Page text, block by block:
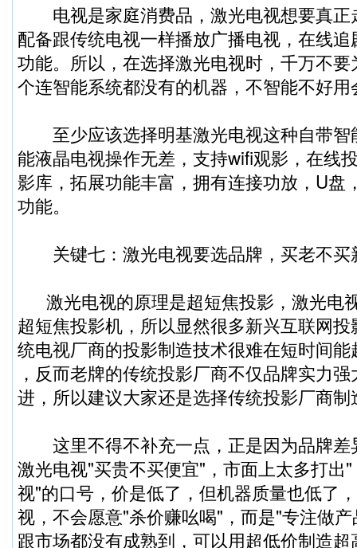
电视是家庭消费品，激光电视想要真正
配备跟传统电视一样播放广播电视，在线
功能。所以，在选择激光电视时，千万不
个连智能系统都没有的机器，不智能不好
至少应该选择明基激光电视这种自带智
能液晶电视操作无差，支持wifi观影，在线
影库，拓展功能丰富，拥有连接功放，U盘
功能。
关键七：激光电视要选品牌，买老不买
激光电视的原理是超短焦投影，激光电
超短焦投影机，所以显然很多新兴互联网
统电视厂商的投影制造技术很难在短时间
，反而老牌的传统投影厂商不仅品牌实力
进，所以建议大家还是选择传统投影厂商
这里不得不补充一点，正是因为品牌差
激光电视"买贵不买便宜"，市面上太多打出
视"的口号，价是低了，但机器质量也低了
视，不会愿意"杀价赚吆喝"，而是"专注做
跟市场都没有成熟到，可以用超低价制造